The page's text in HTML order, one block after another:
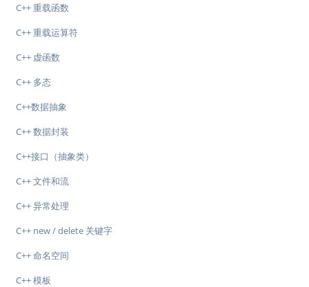
C++ 重载函数
C++ 重载运算符
C++ 虚函数
C++ 多态
C++数据抽象
C++ 数据封装
C++接口（抽象类）
C++ 文件和流
C++ 异常处理
C++ new / delete 关键字
C++ 命名空间
C++ 模板